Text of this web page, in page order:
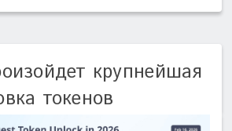
крупнейшая
токенов